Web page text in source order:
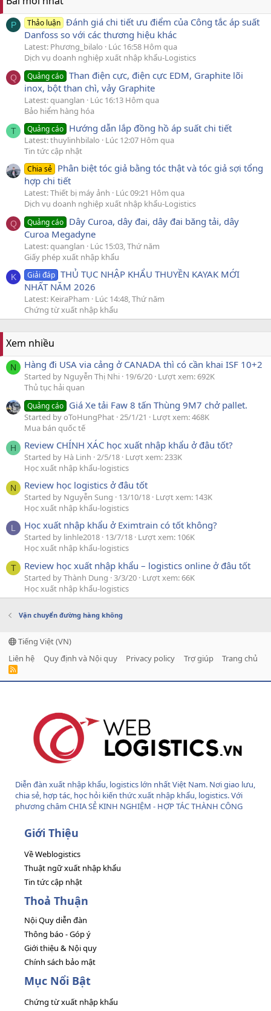
P Thảo luận Đánh giá chi tiết ưu điểm của Công tắc áp suất
Danfoss so với các thương hiệu khác
Latest: Phương_bilalo
Lúc 16:58 Hôm qua
Dịch vụ doanh nghiệp xuất nhập khẩu-Logistics
Q Quảng cáo Than điện cực, điện cực EDM, Graphite lõi
inox, bột than chì, vảy Graphite
Latest: quanglan
Lúc 16:13 Hôm qua
Bảo hiểm hàng hóa
T Quảng cáo Hướng dẫn lắp đồng hồ áp suất chi tiết
Latest: thuylinhbilalo
Lúc 12:07 Hôm qua
Tin tức cập nhật
Chia sẻ Phân biệt tóc giả bằng tóc thật và tóc giả sợi tổng
hợp chi tiết
Latest: Thiết bị máy ảnh
Lúc 09:21 Hôm qua
Dịch vụ doanh nghiệp xuất nhập khẩu-Logistics
Q Quảng cáo Dây Curoa, dây đai, dây đai băng tải, dây
Curoa Megadyne
Latest: quanglan
Lúc 15:03, Thứ năm
Giấy phép xuất nhập khẩu
K Giải đáp THỦ TỤC NHẬP KHẨU THUYỀN KAYAK MỚI
NHẤT NĂM 2026
Latest: KeiraPham
Lúc 14:48, Thứ năm
Chứng từ xuất nhập khẩu
Xem nhiều
N Hàng đi USA via cảng ở CANADA thì có cần khai ISF 10+2
Started by Nguyễn Thị Nhi 19/6/20 Lượt xem: 692K
Thủ tục hải quan
Quảng cáo Giá Xe tải Faw 8 tấn Thùng 9M7 chở pallet.
Started by oToHungPhat 25/1/21
Lượt xem: 468K
Mua bán quốc tế
H Review CHÍNH XÁC học xuất nhập khẩu ở đâu tốt?
Started by Hà Linh 2/5/18 Lượt xem: 233K
Học xuất nhập khẩu-logistics
N Review học logistics ở đâu tốt
Started by Nguyễn Sung 13/10/18 Lượt xem: 143K
Học xuất nhập khẩu-logistics
L Học xuất nhập khẩu ở Eximtrain có tốt không?
Started by linhle2018 13/7/18 Lượt xem: 106K
Học xuất nhập khẩu-logistics
T Review học xuất nhập khẩu – logistics online ở đâu tốt
Started by Thành Dung 3/3/20 Lượt xem: 66K
Học xuất nhập khẩu-logistics
Vận chuyển đường hàng không
Tiếng Việt (VN)
Liên hệ
Quy định và Nội quy Privacy policy Trợ giúp Trang chủ
R
Diễn đàn xuất nhập khẩu, logistics lớn nhất Việt Nam. Nơi giao lưu,
chia sẻ, hợp tác, học hỏi kiến thức xuất nhập khẩu, logistics. Với
phương châm CHIA SẺ KINH NGHIỆM - HỢP TÁC THÀNH CÔNG
Giới Thiệu
Về Weblogistics
Thuật ngữ xuất nhập khẩu
Tin tức cập nhật
Thoả Thuận
Nội Quy diễn đàn
Thông báo - Góp ý
Giới thiệu & Nội quy
Chính sách bảo mật
Mục Nổi Bật
Chứng từ xuất nhập khẩu